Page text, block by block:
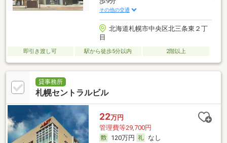
その他の交通
北海道札幌市中央区北三条東２丁
目
即引き渡し可 駅から徒歩5分以内 2階以上
貸事務所
札幌セントラルビル
22万円
管理費等29,700円
120万円
なし